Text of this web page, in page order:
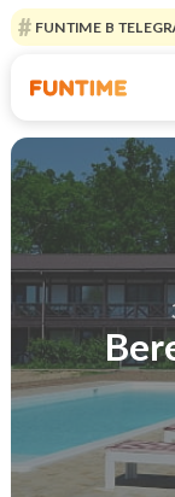
FUNTIME В